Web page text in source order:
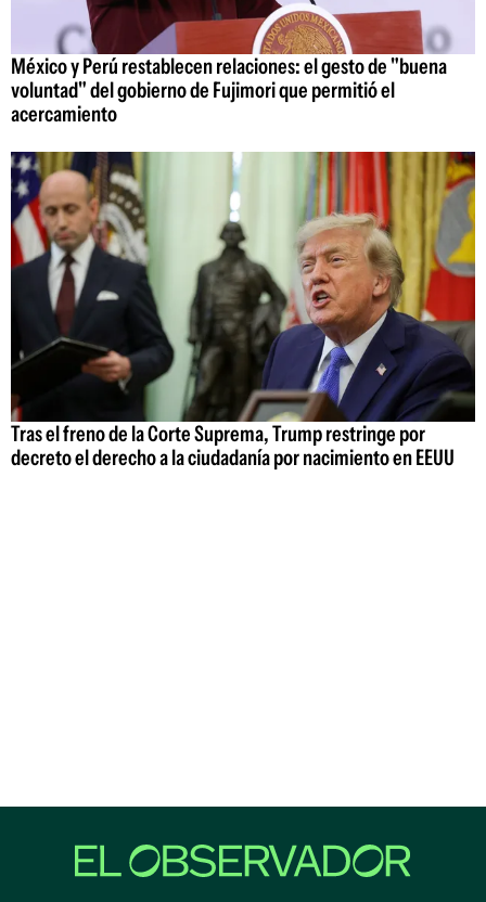
México y Perú restablecen relaciones: el gesto de "buena
voluntad" del gobierno de Fujimori que permitió el
acercamiento
Tras el freno de la Corte Suprema, Trump restringe por
decreto el derecho a la ciudadanía por nacimiento en EEUU